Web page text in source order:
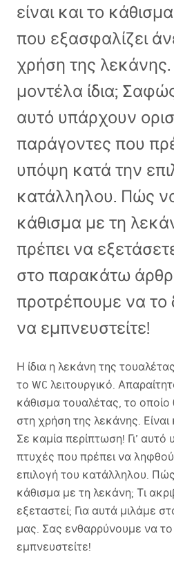
είναι και το
που εξασφαλίζει
χρήση της λεκάνης.
μοντέλα ίδια; Σαφώς
αυτό υπάρχουν
παράγοντες που
υπόψη κατά την
κατάλληλου. Πώς να
κάθισμα με τη
πρέπει να
στο παρακάτω
προτρέπουμε να το
να εμπνευστείτε!
Η ίδια η λεκάνη της
το WC λειτουργικό.
κάθισμα τουαλέτας, το
στη χρήση της λεκάνης. Είναι
Σε καμία περίπτωση! Γι’
πτυχές που πρέπει να
επιλογή του κατάλληλου. Πώς
κάθισμα με τη λεκάνη; Τι
εξεταστεί; Για αυτά μιλάμε
μας. Σας ενθαρρύνουμε να το
εμπνευστείτε!